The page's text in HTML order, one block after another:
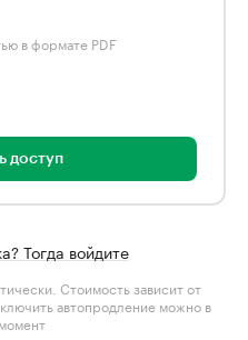
в формате PDF
доступ
Тогда войдите
Стоимость зависит от
автопродление можно в